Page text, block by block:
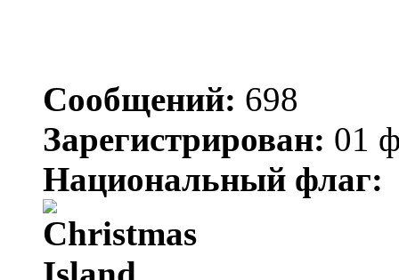
Сообщений: 698
Зарегистрирован: 01
Национальный флаг: